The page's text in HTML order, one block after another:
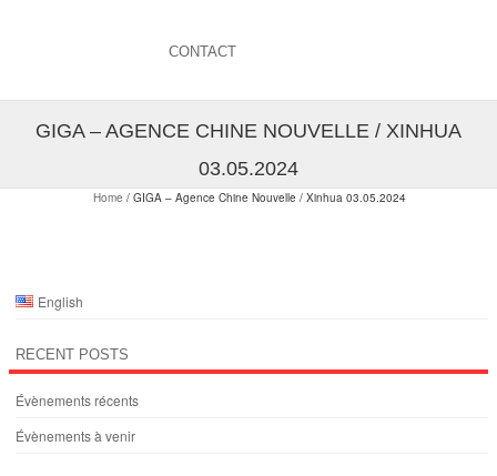
CONTACT
GIGA – AGENCE CHINE NOUVELLE / XINHUA
03.05.2024
Home / GIGA – Agence Chine Nouvelle / Xinhua 03.05.2024
English
RECENT POSTS
Évènements récents
Évènements à venir